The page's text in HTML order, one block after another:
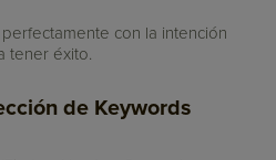
con la intención
tener éxito.
de Keywords